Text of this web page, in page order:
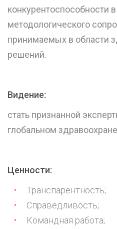
конкурентоспособности
методологического
принимаемых в области
решений.
Видение:
стать признанной
глобальном
Ценности:
Транспарентность;
Справедливость;
Командная работа;